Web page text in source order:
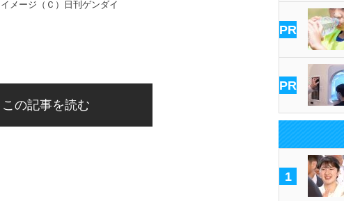
メージ（Ｃ）日刊ゲンダイ
この記事を読む
PR
PR
1